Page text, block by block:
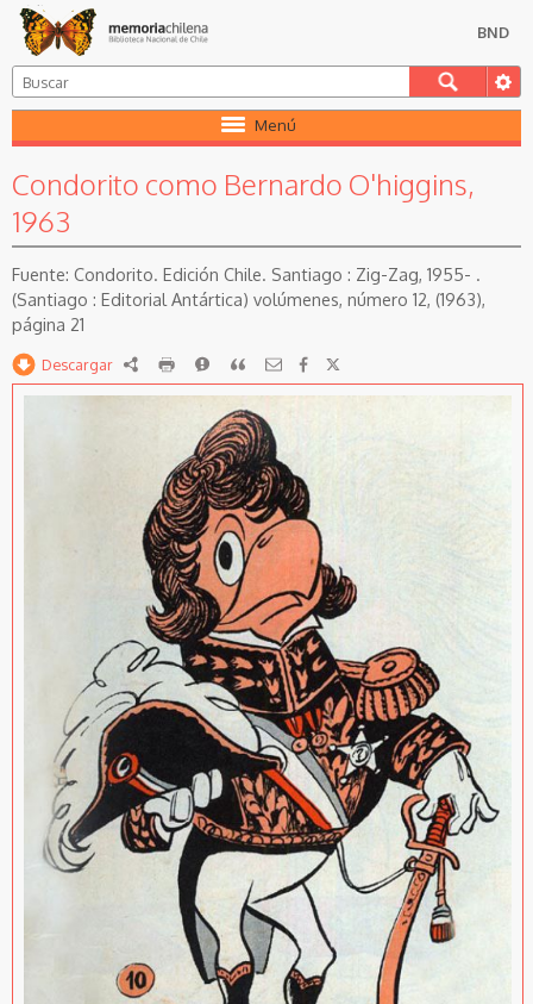
BND
Menú
Condorito como Bernardo O'higgins,
1963
Condorito. Edición Chile. Santiago : Zig-Zag, 1955- .
(Santiago : Editorial Antártica) volúmenes, número 12, (1963),
página 21
Descargar RDF imprimirReportarCitar